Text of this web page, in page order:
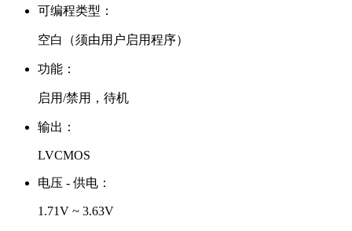
可编程类型：
空白（须由用户启用程序）
功能：
启用/禁用，待机
输出：
LVCMOS
电压 - 供电：
1.71V ~ 3.63V